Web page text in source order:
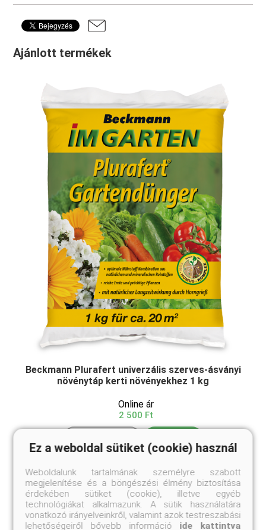
Ajánlott termékek
Beckmann Plurafert univerzális szerves-ásványi
növénytáp kerti növényekhez 1 kg
Online ár
2 500 Ft
TERMÉKLEÍRÁS Univerzális komplex szerves-ásványi
trágya minden kerti kultúrához. Ez a kerti trágya
kiváló minőségű szerves alapanyagokból és
könnyen oldódó ásványi összetevőkből áll. A
szerves alapanyagok kíméletes, fenntartható,
Ez a weboldal sütiket (cookie) használ
Weboldalunk tartalmának személyre szabott
megjelenítése és a böngészési élmény biztosítása
érdekében sütiket (cookie), illetve egyéb
technológiákat alkalmazunk. A sütik használatára
vonatkozó irányelveinkről, valamint azok testreszabási
lehetőségeiről bővebb információ ide kattintva